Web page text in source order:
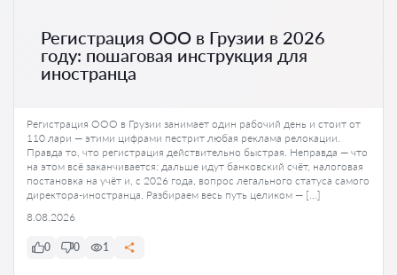
Регистрация ООО в Грузии в 2026
году: пошаговая инструкция для
иностранца
Регистрация ООО в Грузии занимает один рабочий день и стоит от
110 лари — этими цифрами пестрит любая реклама релокации.
Правда то, что регистрация действительно быстрая. Неправда — что
на этом всё заканчивается: дальше идут банковский счёт, налоговая
постановка на учёт и, с 2026 года, вопрос легального статуса самого
директора-иностранца. Разбираем весь путь целиком — […]
8.08.2026
0 0 1